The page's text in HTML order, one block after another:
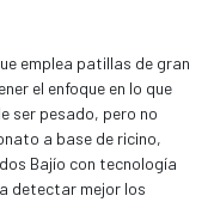
emplea patillas de gran
el enfoque en lo que
ser pesado, pero no
a base de ricino,
Bajío con tecnología
detectar mejor los